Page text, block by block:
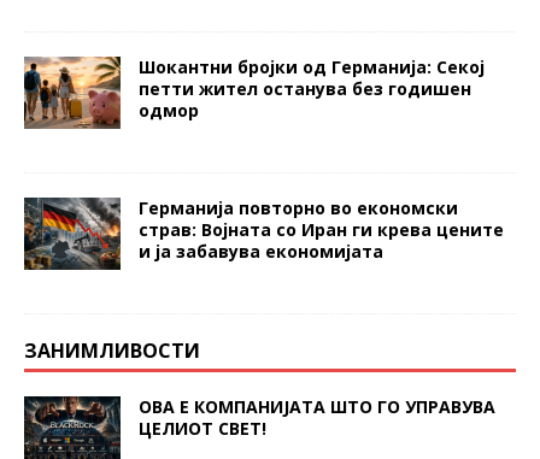
Шокантни бројки од Германија: Секој
петти жител останува без годишен
одмор
Германија повторно во економски
страв: Војната со Иран ги крева цените
и ја забавува економијата
ЗАНИМЛИВОСТИ
ОВА Е КОМПАНИЈАТА ШТО ГО УПРАВУВА
ЦЕЛИОТ СВЕТ!